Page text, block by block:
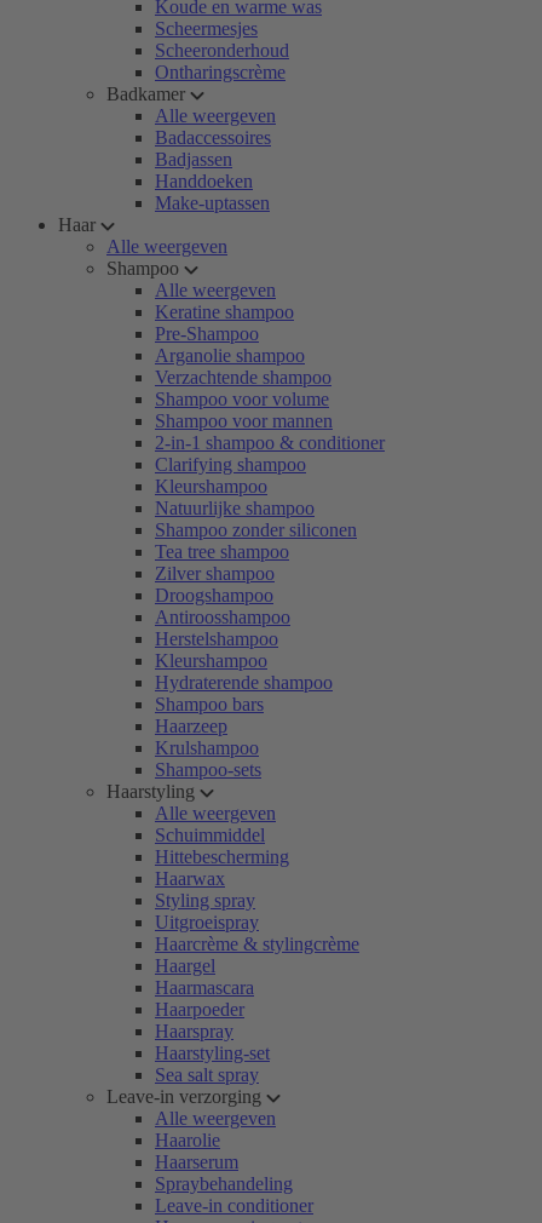
Koude en warme was
Scheermesjes
Scheeronderhoud
Ontharingscrème
Badkamer
Alle weergeven
Badaccessoires
Badjassen
Handdoeken
Make-uptassen
Haar
Alle weergeven
Shampoo
Alle weergeven
Keratine shampoo
Pre-Shampoo
Arganolie shampoo
Verzachtende shampoo
Shampoo voor volume
Shampoo voor mannen
2-in-1 shampoo & conditioner
Clarifying shampoo
Kleurshampoo
Natuurlijke shampoo
Shampoo zonder siliconen
Tea tree shampoo
Zilver shampoo
Droogshampoo
Antiroosshampoo
Herstelshampoo
Kleurshampoo
Hydraterende shampoo
Shampoo bars
Haarzeep
Krulshampoo
Shampoo-sets
Haarstyling
Alle weergeven
Schuimmiddel
Hittebescherming
Haarwax
Styling spray
Uitgroeispray
Haarcrème & stylingcrème
Haargel
Haarmascara
Haarpoeder
Haarspray
Haarstyling-set
Sea salt spray
Leave-in verzorging
Alle weergeven
Haarolie
Haarserum
Spraybehandeling
Leave-in conditioner